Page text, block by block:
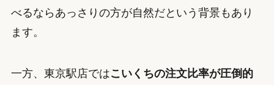
べるならあっさりの方が自然だという背景もあり
ます。
一方、東京駅店ではこいくちの注文比率が圧倒的